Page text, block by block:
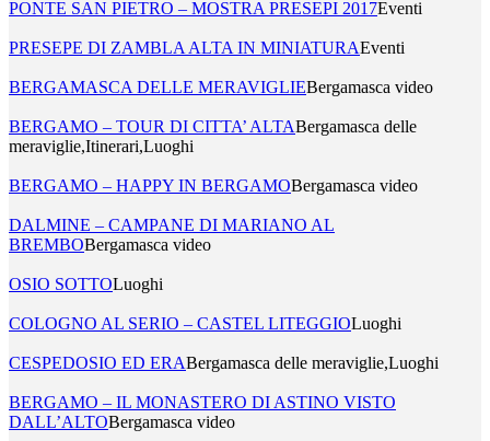
PONTE SAN PIETRO – MOSTRA PRESEPI 2017Eventi
PRESEPE DI ZAMBLA ALTA IN MINIATURAEventi
BERGAMASCA DELLE MERAVIGLIEBergamasca video
BERGAMO – TOUR DI CITTA’ ALTABergamasca delle
meraviglie,Itinerari,Luoghi
BERGAMO – HAPPY IN BERGAMOBergamasca video
DALMINE – CAMPANE DI MARIANO AL
BREMBOBergamasca video
OSIO SOTTOLuoghi
COLOGNO AL SERIO – CASTEL LITEGGIOLuoghi
CESPEDOSIO ED ERABergamasca delle meraviglie,Luoghi
BERGAMO – IL MONASTERO DI ASTINO VISTO
DALL’ALTOBergamasca video